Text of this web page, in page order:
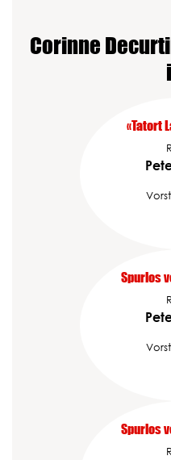
Corinne
«Tatort
Spurlos
Spurlos